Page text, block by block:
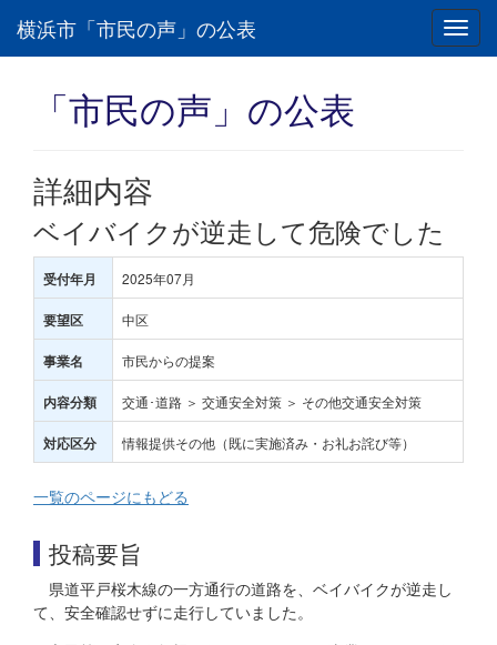
横浜市「市民の声」の公表
「市民の声」の公表
詳細内容
ベイバイクが逆走して危険でした
受付年月 2025年07月
要望区 中区
事業名 市民からの提案
内容分類 交通･道路 ＞ 交通安全対策 ＞ その他交通安全対策
対応区分 情報提供その他（既に実施済み・お礼お詫び等）
一覧のページにもどる
投稿要旨
県道平戸桜木線の一方通行の道路を、ベイバイクが逆走し
て、安全確認せずに走行していました。